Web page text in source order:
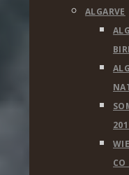
ALGARVE
CO